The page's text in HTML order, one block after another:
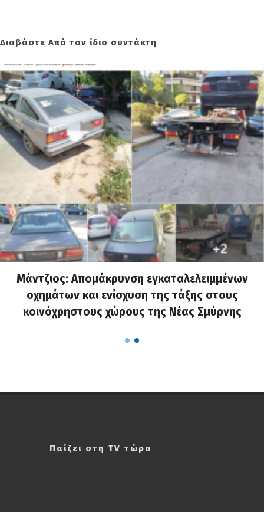
Διαβάστε Από τον ίδιο συντάκτη
Μάντζιος: Απομάκρυνση εγκαταλελειμμένων
οχημάτων και ενίσχυση της τάξης στους
κοινόχρηστους χώρους της Νέας Σμύρνης
Παίζει στη TV τώρα